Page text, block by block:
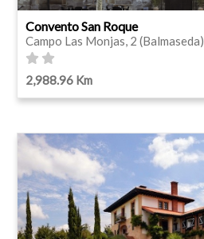
Convento San Roque
Campo Las Monjas, 2 (Balmaseda)
2,988.96 Km